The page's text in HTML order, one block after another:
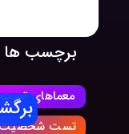
برچسب ها
معماهای
تست شخصیت